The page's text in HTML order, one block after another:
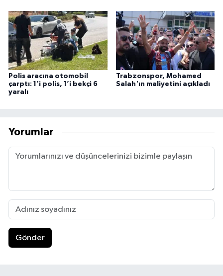
Polis aracına otomobil
çarptı: 1’i polis, 1’i bekçi 6
yaralı
Trabzonspor, Mohamed
Salah'ın maliyetini açıkladı
Yorumlar
Gönder